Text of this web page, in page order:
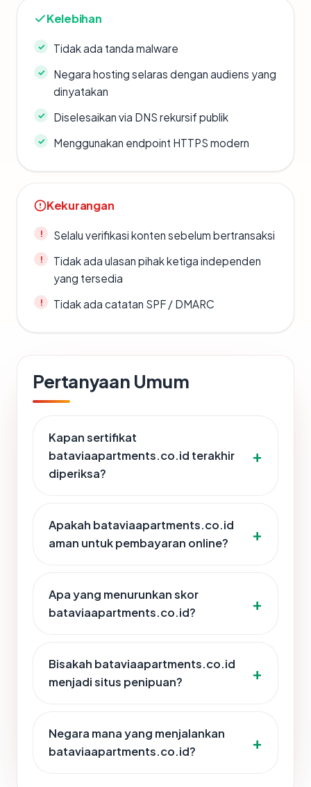
Kelebihan
Tidak ada tanda malware
Negara hosting selaras dengan audiens yang
dinyatakan
Diselesaikan via DNS rekursif publik
Menggunakan endpoint HTTPS modern
Kekurangan
Selalu verifikasi konten sebelum bertransaksi
Tidak ada ulasan pihak ketiga independen
yang tersedia
Tidak ada catatan SPF / DMARC
Pertanyaan Umum
Kapan sertifikat
bataviaapartments.co.id terakhir
diperiksa?
Apakah bataviaapartments.co.id
aman untuk pembayaran online?
Apa yang menurunkan skor
bataviaapartments.co.id?
Bisakah bataviaapartments.co.id
menjadi situs penipuan?
Negara mana yang menjalankan
bataviaapartments.co.id?